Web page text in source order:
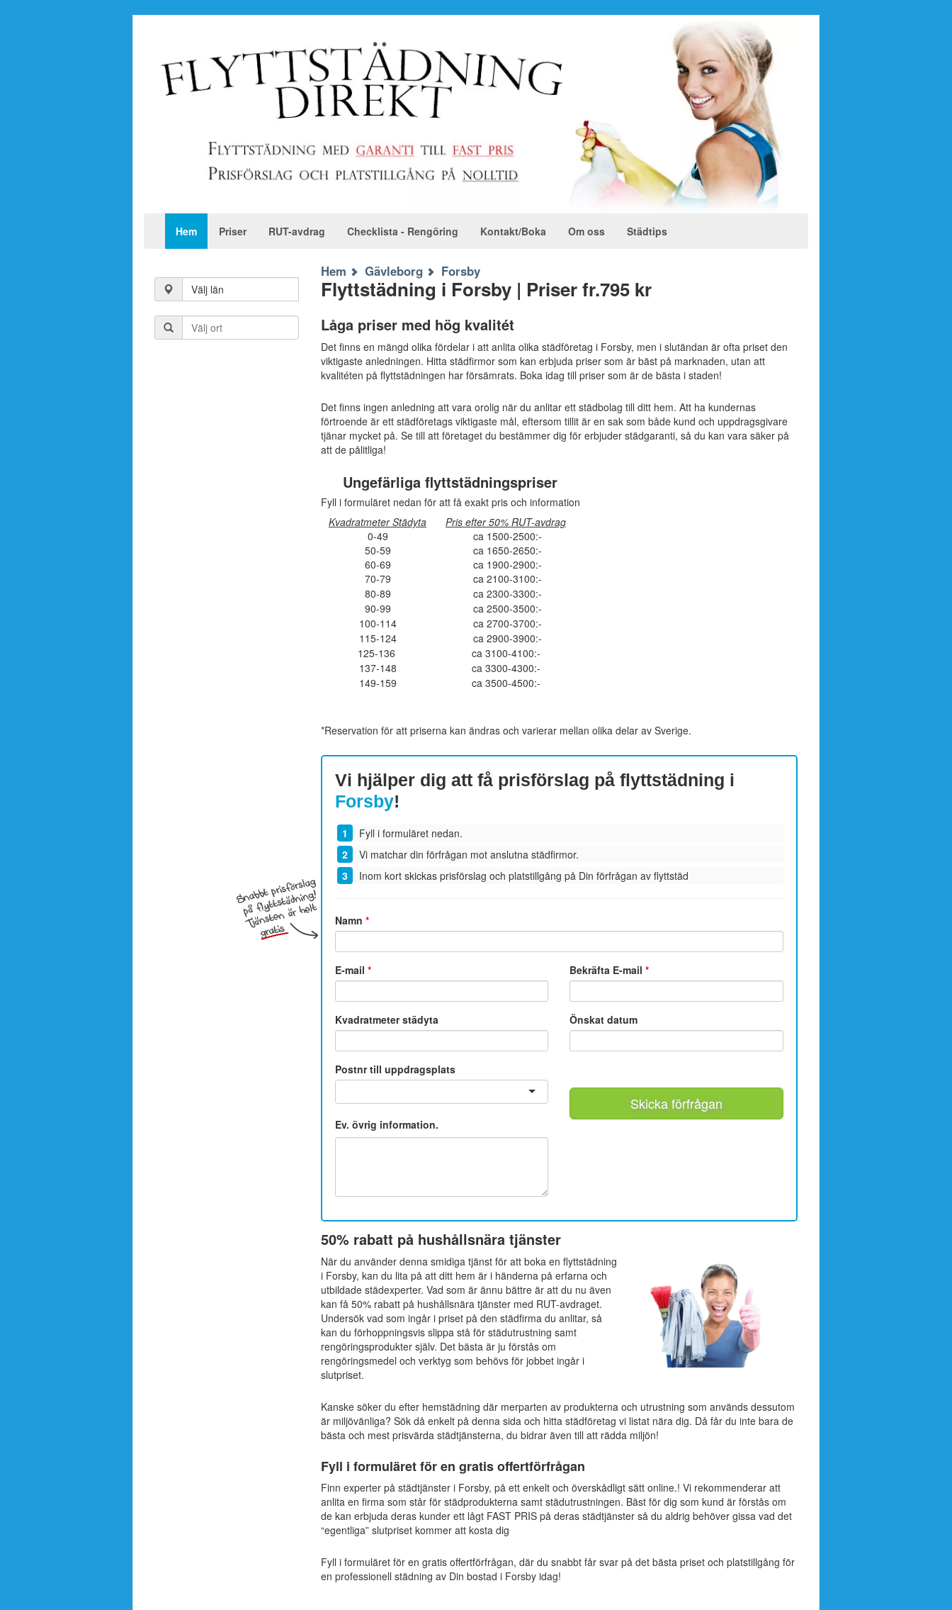
Hem Priser RUT-avdrag Checklista - Rengöring Kontakt/Boka Om oss Städtips
Välj län
Hem Gävleborg Forsby
Flyttstädning i Forsby | Priser fr.795 kr
Låga priser med hög kvalitét
Det finns en mängd olika fördelar i att anlita olika städföretag i Forsby, men i slutändan är ofta priset den
viktigaste anledningen. Hitta städfirmor som kan erbjuda priser som är bäst på marknaden, utan att
kvalitéten på flyttstädningen har försämrats. Boka idag till priser som är de bästa i staden!
Det finns ingen anledning att vara orolig när du anlitar ett städbolag till ditt hem. Att ha kundernas
förtroende är ett städföretags viktigaste mål, eftersom tillit är en sak som både kund och uppdragsgivare
tjänar mycket på. Se till att företaget du bestämmer dig för erbjuder städgaranti, så du kan vara säker på
att de pålitliga!
Ungefärliga flyttstädningspriser
Fyll i formuläret nedan för att få exakt pris och information
Kvadratmeter Städyta
Pris efter 50% RUT-avdrag
0-49
ca 1500-2500:-
50-59
ca 1650-2650:-
60-69
ca 1900-2900:-
70-79
ca 2100-3100:-
80-89
ca 2300-3300:-
90-99
ca 2500-3500:-
100-114
ca 2700-3700:-
115-124
ca 2900-3900:-
125-136
ca 3100-4100:-
137-148
ca 3300-4300:-
149-159
ca 3500-4500:-
*Reservation för att priserna kan ändras och varierar mellan olika delar av Sverige.
Vi hjälper dig att få prisförslag på flyttstädning i
Forsby!
Fyll i formuläret nedan.
Vi matchar din förfrågan mot anslutna städfirmor.
Inom kort skickas prisförslag och platstillgång på Din förfrågan av flyttstäd
Namn *
E-mail * Bekräfta E-mail*
Kvadratmeter städyta Önskat datum
Postnr till uppdragsplats
Ev. övrig information.
Skicka förfrågan
50% rabatt på hushållsnära tjänster
När du använder denna smidiga tjänst för att boka en flyttstädning
i Forsby, kan du lita på att ditt hem är i händerna på erfarna och
utbildade städexperter. Vad som är ännu bättre är att du nu även
kan få 50% rabatt på hushållsnära tjänster med RUT-avdraget.
Undersök vad som ingår i priset på den städfirma du anlitar, så
kan du förhoppningsvis slippa stå för städutrustning samt
rengöringsprodukter själv. Det bästa är ju förstås om
rengöringsmedel och verktyg som behövs för jobbet ingår i
slutpriset.
Kanske söker du efter hemstädning där merparten av produkterna och utrustning som används dessutom
är miljövänliga? Sök då enkelt på denna sida och hitta städföretag vi listat nära dig. Då får du inte bara de
bästa och mest prisvärda städtjänsterna, du bidrar även till att rädda miljön!
Fyll i formuläret för en gratis offertförfrågan
Finn experter på städtjänster i Forsby, på ett enkelt och överskådligt sätt online.! Vi rekommenderar att
anlita en firma som står för städprodukterna samt städutrustningen. Bäst för dig som kund är förstås om
de kan erbjuda deras kunder ett lågt FAST PRIS på deras städtjänster så du aldrig behöver gissa vad det
“egentliga” slutpriset kommer att kosta dig
Fyll i formuläret för en gratis offertförfrågan, där du snabbt får svar på det bästa priset och platstillgång för
en professionell städning av Din bostad i Forsby idag!